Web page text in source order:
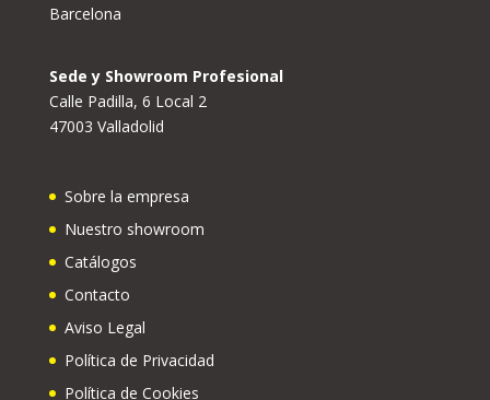
Barcelona
Sede y Showroom Profesional
Calle Padilla, 6 Local 2
47003 Valladolid
Sobre la empresa
Nuestro showroom
Catálogos
Contacto
Aviso Legal
Política de Privacidad
Política de Cookies